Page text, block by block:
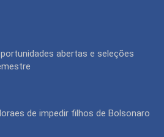
abertas e seleções
de impedir filhos de Bolsonaro